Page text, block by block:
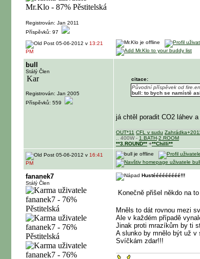
Registrován: Jan 2011
Příspěvků: 97
05-06-2012 v 13:21
PM
bull
Stálý Člen
Registrován: Jan 2005
Příspěvků: 559
citace:
Původní příspěvek od
bull: to bych se namístě
já chtěl poradit CO2 láhev
OUT*11 CFL v sudu
.. 400W - 1.BATH-2.ROOM
**3.ROUND** +**Chilli**
05-06-2012 v 16:41
PM
fananek7
Stálý Člen
Hustééééééééé!!!
Konečně přišel někdo na
Mněls to dát rovnou mezi
Ale v každém případě
Jinak proti mrazíkům by ti
A slunko by mnělo být už v
Svíčkám zdar!!!